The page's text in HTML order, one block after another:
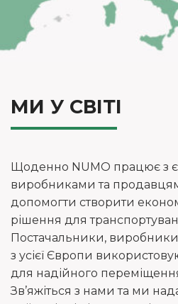
МИ У СВІТІ
Щоденно NUMO працює з
виробниками та
допомогти створити
рішення для
Постачальники, виробники
з усієї Європи
для надійного
Зв’яжіться з нами та ми